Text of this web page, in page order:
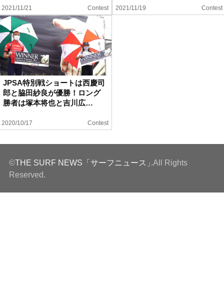
2021/11/21 Contest 2021/11/19 Contest
JPSA特別戦ショートは西慶司
郎と脇田紗良が優勝！ロング
勝者は塚本将也と吉川広…
2020/10/17 Contest
©THE SURF NEWS「サーフニュース」.All Rights
Reserved.
特集
試合
ハウツー
ホリデースタイル
ウェストジャパン